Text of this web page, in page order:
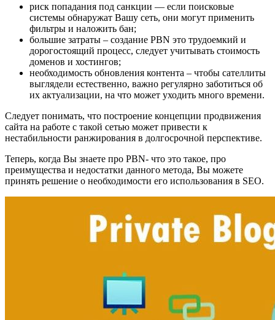
риск попадания под санкции — если поисковые
системы обнаружат Вашу сеть, они могут применить
фильтры и наложить бан;
большие затраты – создание PBN это трудоемкий и
дорогостоящий процесс, следует учитывать стоимость
доменов и хостингов;
необходимость обновления контента – чтобы сателлиты
выглядели естественно, важно регулярно заботиться об
их актуализации, на что может уходить много времени.
Следует понимать, что построение концепции продвижения
сайта на работе с такой сетью может привести к
нестабильности ранжирования в долгосрочной перспективе.
Теперь, когда Вы знаете про PBN- что это такое, про
преимущества и недостатки данного метода, Вы можете
принять решение о необходимости его использования в SEO.